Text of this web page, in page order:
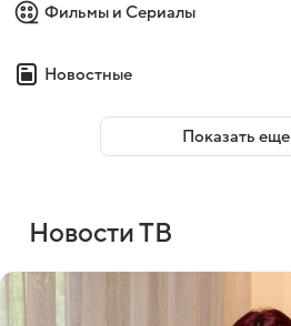
Фильмы и Сериалы
Новостные
Показать еще
Новости ТВ